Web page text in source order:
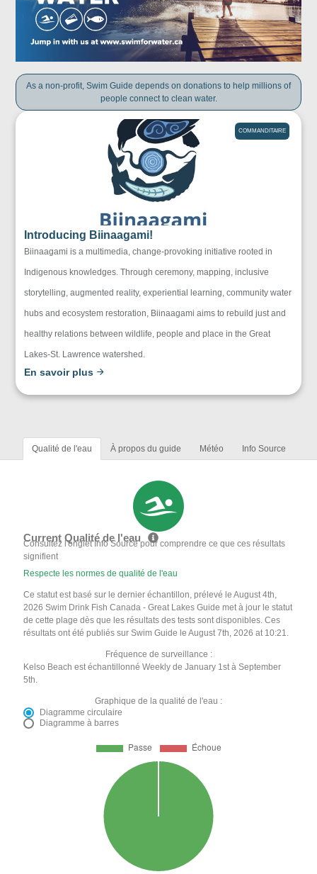
As a non-profit, Swim Guide depends on donations to help millions of
people connect to clean water.
COMMANDITAIRE
Introducing Biinaagami!
Biinaagami is a multimedia, change-provoking initiative rooted in
Indigenous knowledges. Through ceremony, mapping, inclusive
storytelling, augmented reality, experiential learning, community water
hubs and ecosystem restoration, Biinaagami aims to rebuild just and
healthy relations between wildlife, people and place in the Great
Lakes-St. Lawrence watershed.
En savoir plus
Qualité de l'eau À propos du guide Météo Info Source
Current Qualité de l'eau
Consultez l'onglet Info Source pour comprendre ce que ces résultats
signifient
Respecte les normes de qualité de l'eau
Ce statut est basé sur le dernier échantillon, prélevé le August 4th,
2026 Swim Drink Fish Canada - Great Lakes Guide met à jour le statut
de cette plage dès que les résultats des tests sont disponibles. Ces
résultats ont été publiés sur Swim Guide le August 7th, 2026 at 10:21.
Fréquence de surveillance :
Kelso Beach est échantillonné Weekly de January 1st à September
5th.
Graphique de la qualité de l'eau :
Diagramme circulaire
Diagramme à barres